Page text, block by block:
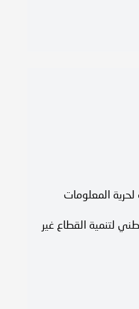
لحرية المعلومات
لتنمية القطاع غير